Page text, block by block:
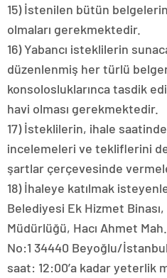
15) İstenilen bütün
olmaları gerekmektedir.
16) Yabancı isteklilerin
düzenlenmiş her türlü
konsolosluklarınca tasdik
havi olması gerekmektedir.
17) İsteklilerin, ihale
incelemeleri ve tekliflerini
şartlar çerçevesinde
18) İhaleye katılmak
Belediyesi Ek Hizmet
Müdürlüğü, Hacı Ahmet Mah.
No:1 34440 Beyoğlu/
saat: 12:00’a kadar yeterlik